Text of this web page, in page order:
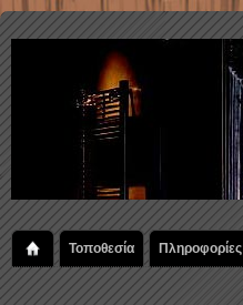
Τοποθεσία Πληροφορίες